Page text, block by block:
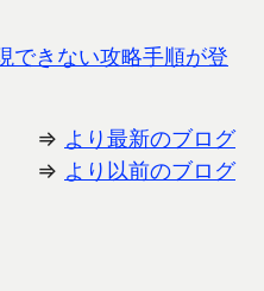
できない攻略手順が登
⇒ より最新のブログ
⇒ より以前のブログ